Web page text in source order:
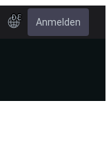
DE Anmelden